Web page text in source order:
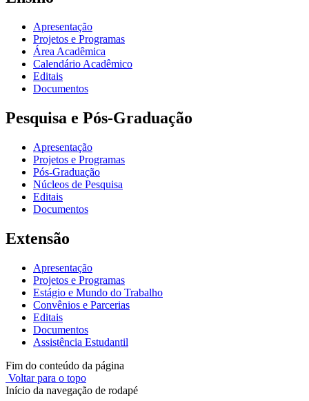
Apresentação
Projetos e Programas
Área Acadêmica
Calendário Acadêmico
Editais
Documentos
Pesquisa e Pós-Graduação
Apresentação
Projetos e Programas
Pós-Graduação
Núcleos de Pesquisa
Editais
Documentos
Extensão
Apresentação
Projetos e Programas
Estágio e Mundo do Trabalho
Convênios e Parcerias
Editais
Documentos
Assistência Estudantil
Fim do conteúdo da página
Voltar para o topo
Início da navegação de rodapé